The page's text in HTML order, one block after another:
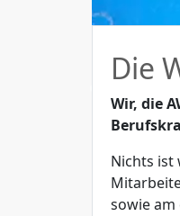
Die
Wir, die
Nichts ist
sowie am